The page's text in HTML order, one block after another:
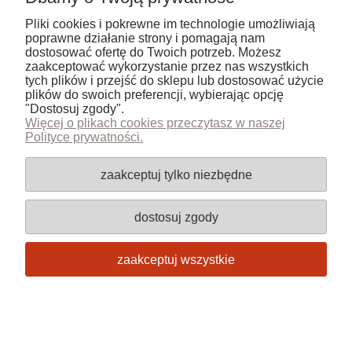
Informacje
pokaż pełną wersję strony
Sklep internetowy Shoper.pl
Pliki cookies i pokrewne im technologie umożliwiają
poprawne działanie strony i pomagają nam
dostosować ofertę do Twoich potrzeb. Możesz
zaakceptować wykorzystanie przez nas wszystkich
tych plików i przejść do sklepu lub dostosować użycie
plików do swoich preferencji, wybierając opcję
"Dostosuj zgody".
Więcej o plikach cookies przeczytasz w naszej
Polityce prywatności.
zaakceptuj tylko niezbędne
dostosuj zgody
zaakceptuj wszystkie